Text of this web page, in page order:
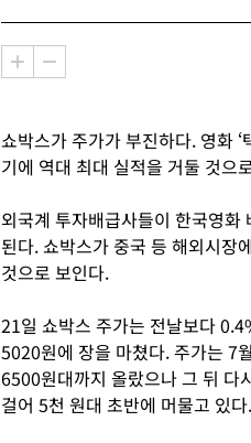
쇼박스가 주가가 부진하다. 영화 ‘
기에 역대 최대 실적을 거둘 것으
외국계 투자배급사들이 한국영화
된다. 쇼박스가 중국 등 해외시장
것으로 보인다.
21일 쇼박스 주가는 전날보다
5020원에 장을 마쳤다. 주가는 7
6500원대까지 올랐으나 그 뒤 다
걸어 5천 원대 초반에 머물고 있다.